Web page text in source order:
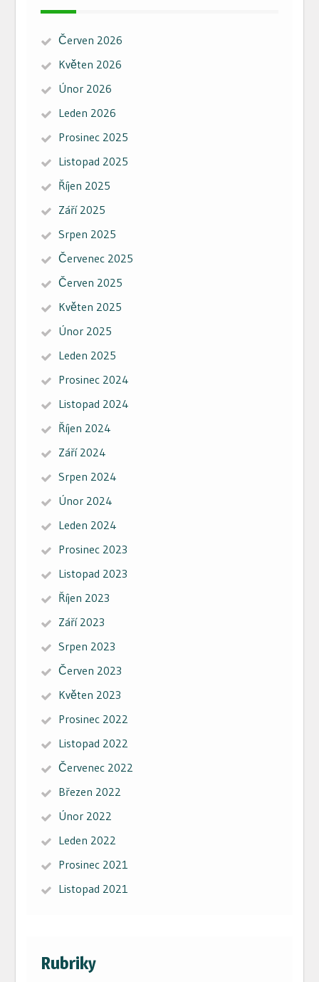
Červen 2026
Květen 2026
Únor 2026
Leden 2026
Prosinec 2025
Listopad 2025
Říjen 2025
Září 2025
Srpen 2025
Červenec 2025
Červen 2025
Květen 2025
Únor 2025
Leden 2025
Prosinec 2024
Listopad 2024
Říjen 2024
Září 2024
Srpen 2024
Únor 2024
Leden 2024
Prosinec 2023
Listopad 2023
Říjen 2023
Září 2023
Srpen 2023
Červen 2023
Květen 2023
Prosinec 2022
Listopad 2022
Červenec 2022
Březen 2022
Únor 2022
Leden 2022
Prosinec 2021
Listopad 2021
Rubriky